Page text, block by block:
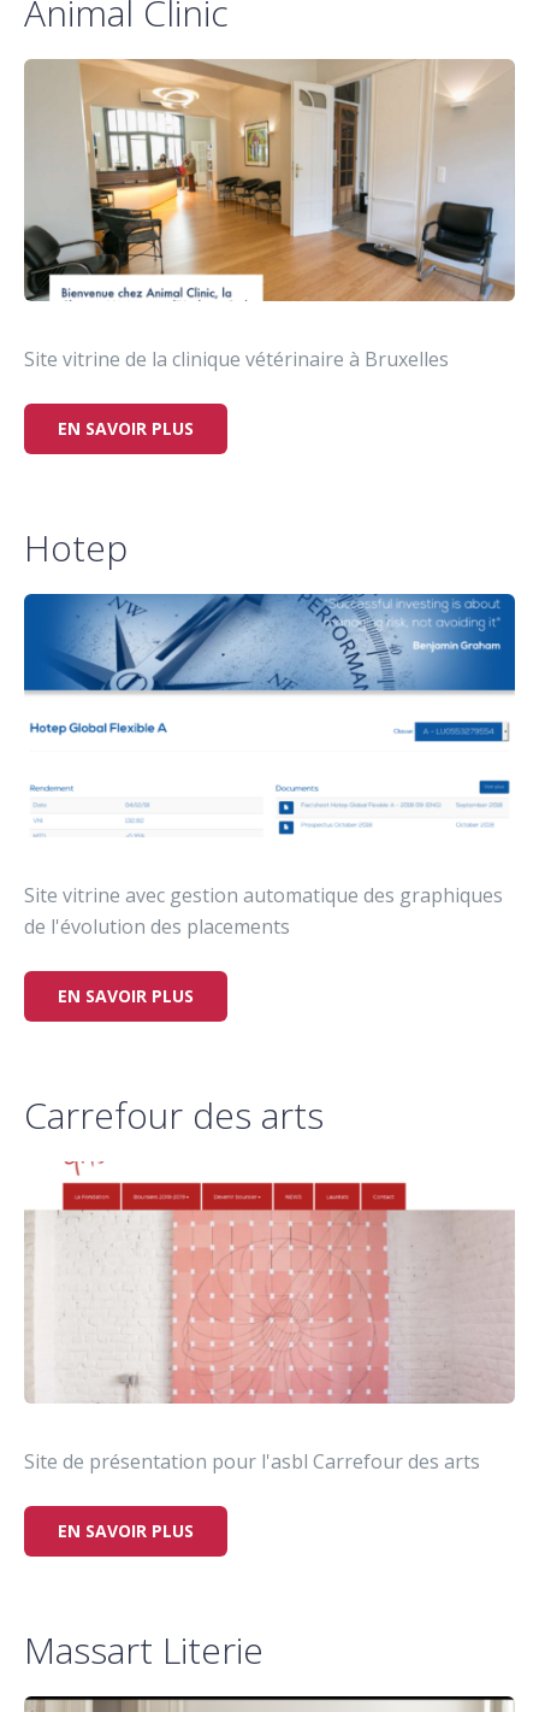
Animal Clinic
Site vitrine de la clinique vétérinaire à Bruxelles
EN SAVOIR PLUS
Hotep
Site vitrine avec gestion automatique des graphiques
de l'évolution des placements
EN SAVOIR PLUS
Carrefour des arts
Site de présentation pour l'asbl Carrefour des arts
EN SAVOIR PLUS
Massart Literie